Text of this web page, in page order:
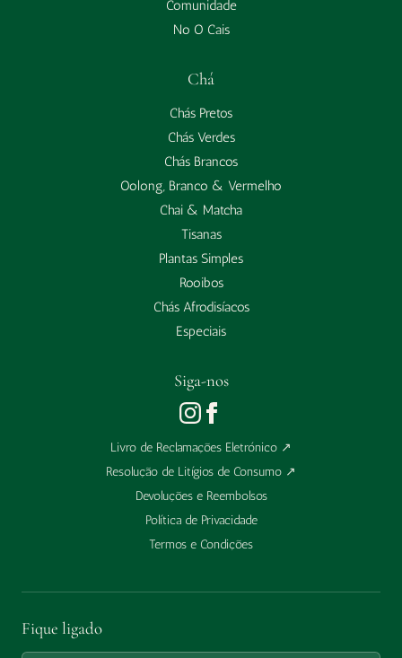
Comunidade
No O Cais
Chá
Chás Pretos
Chás Verdes
Chás Brancos
Oolong, Branco & Vermelho
Chai & Matcha
Tisanas
Plantas Simples
Rooibos
Chás Afrodisíacos
Especiais
Siga-nos
Livro de Reclamações Eletrónico ↗
Resolução de Litígios de Consumo ↗
Devoluções e Reembolsos
Política de Privacidade
Termos e Condições
Fique ligado